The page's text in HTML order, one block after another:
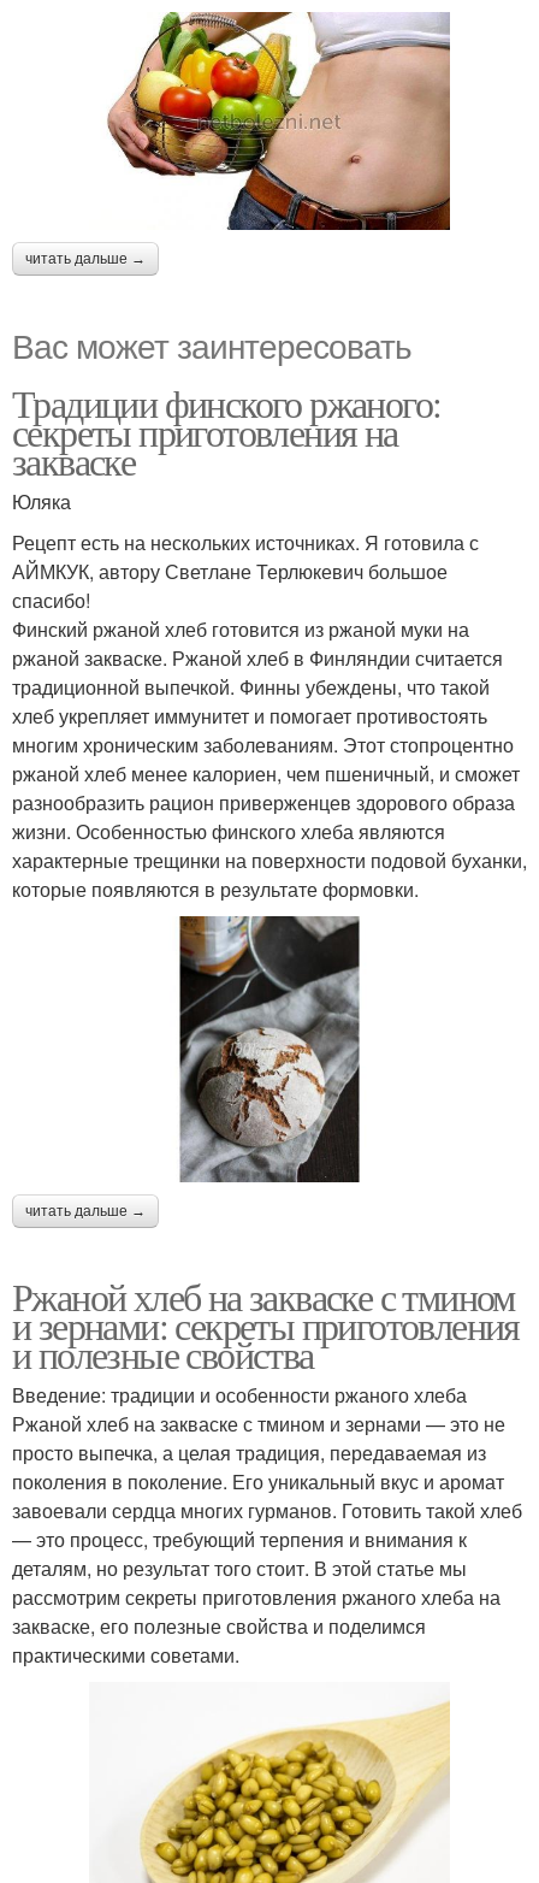
читать дальше →
Вас может заинтересовать
Традиции финского ржаного:
секреты приготовления на
закваске
Юляка
Рецепт есть на нескольких источниках. Я готовила с
АЙМКУК, автору Светлане Терлюкевич большое
спасибо!
Финский ржаной хлеб готовится из ржаной муки на
ржаной закваске. Ржаной хлеб в Финляндии считается
традиционной выпечкой. Финны убеждены, что такой
хлеб укрепляет иммунитет и помогает противостоять
многим хроническим заболеваниям. Этот стопроцентно
ржаной хлеб менее калориен, чем пшеничный, и сможет
разнообразить рацион приверженцев здорового образа
жизни. Особенностью финского хлеба являются
характерные трещинки на поверхности подовой буханки,
которые появляются в результате формовки.
читать дальше →
Ржаной хлеб на закваске с тмином
и зернами: секреты приготовления
и полезные свойства
Введение: традиции и особенности ржаного хлеба
Ржаной хлеб на закваске с тмином и зернами — это не
просто выпечка, а целая традиция, передаваемая из
поколения в поколение. Его уникальный вкус и аромат
завоевали сердца многих гурманов. Готовить такой хлеб
— это процесс, требующий терпения и внимания к
деталям, но результат того стоит. В этой статье мы
рассмотрим секреты приготовления ржаного хлеба на
закваске, его полезные свойства и поделимся
практическими советами.